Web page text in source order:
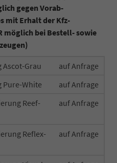
gegen Vorab-
mit Erhalt der Kfz-
möglich bei Bestell- sowie
Grau auf Anfrage
Pure-White auf Anfrage
Reef-
auf Anfrage
Reflex-
auf Anfrage